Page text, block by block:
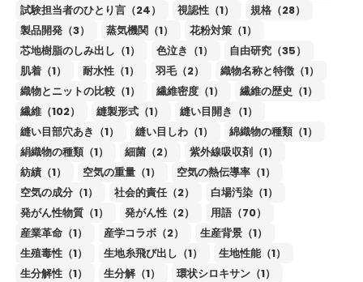
試験担当者のひとり言（24）
視認性（1）
規格（28）
製品開発（3）
蒸気機関（1）
花粉対策（1）
芯地樹脂のしみ出し（1）
色泣き（1）
自由研究（35）
肌着（1）
耐水性（1） 羽毛（2）
織物名称と特徴（1）
織物とニットの比較（1）
繊維密度（1）
繊維の歴史（1）
繊維（102）
縫製形式（1）
縫い目開き（1）
縫い目部穴あき（1）
縫い目しわ（1）
綿織物の種類（1）
絹織物の種類（1）
細菌（2）
紫外線吸収剤（1）
紡績（1）
空気の重量（1）
空気の熱伝導率（1）
空気の成分（1）
社会的責任（2）
白場汚染（1）
発がん性物質（1）
発がん性（2）
用語（70）
産業革命（1）
産学コラボ（2）
生産背景（1）
生殖毒性（1）
生地糸飛び出し（1）
生地性能（1）
生分解性（1）
生分解（1）
環状シロキサン（1）